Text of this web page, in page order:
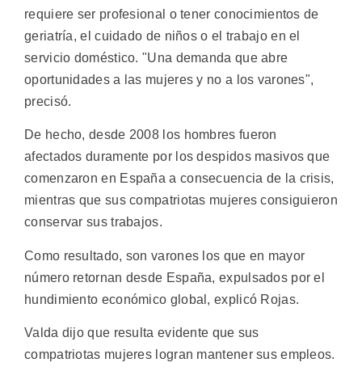
requiere ser profesional o tener conocimientos de
geriatría, el cuidado de niños o el trabajo en el
servicio doméstico. "Una demanda que abre
oportunidades a las mujeres y no a los varones",
precisó.
De hecho, desde 2008 los hombres fueron
afectados duramente por los despidos masivos que
comenzaron en España a consecuencia de la crisis,
mientras que sus compatriotas mujeres consiguieron
conservar sus trabajos.
Como resultado, son varones los que en mayor
número retornan desde España, expulsados por el
hundimiento económico global, explicó Rojas.
Valda dijo que resulta evidente que sus
compatriotas mujeres logran mantener sus empleos.